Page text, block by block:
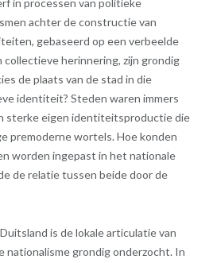
in processen van politieke
achter de constructie van
gebaseerd op een verbeelde
collectieve herinnering, zijn grondig
de plaats van de stad in die
identiteit? Steden waren immers
sterke eigen identiteitsproductie die
premoderne wortels. Hoe konden
worden ingepast in het nationale
de relatie tussen beide door de
is de lokale articulatie van
grondig onderzocht. In